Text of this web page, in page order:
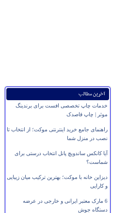
آخرین مطالب
خدمات چاپ تخصصی افست برای برندینگ
موثر | چاپ قاصدک
راهنمای جامع خرید اینترنتی موکت؛ از انتخاب تا
نصب در منزل شما
آیا کانکس ساندویچ پانل انتخاب درستی برای
شماست؟
دیزاین خانه با موکت؛ بهترین ترکیب میان زیبایی
و کارایی
6 مارک معتبر ایرانی و خارجی در عرضه
دستگاه جوش